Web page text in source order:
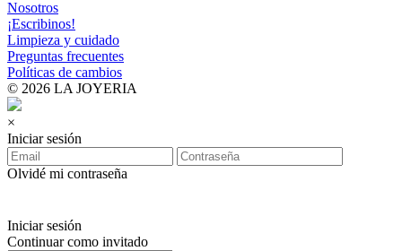
Nosotros
¡Escribinos!
Limpieza y cuidado
Preguntas frecuentes
Políticas de cambios
© 2026 LA JOYERIA
×
Iniciar sesión
Olvidé mi contraseña
Iniciar sesión
Continuar como invitado